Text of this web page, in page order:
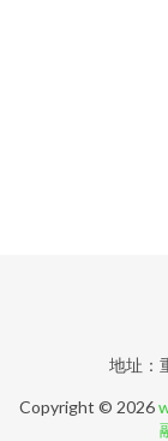
地址：
Copyright © 2026